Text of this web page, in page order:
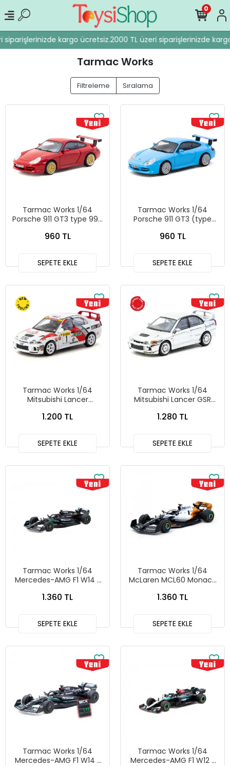
kargo ücretsiz.2000 TL üzeri siparişlerinizde
0
Tarmac Works
Filtreleme Sıralama
Tarmac Works 1/64
Porsche 911 GT3 type 996
960 TL
SEPETE EKLE
Tarmac Works 1/64
Porsche 911 GT3 (type
Works X iXO Models
960 TL
SEPETE EKLE
Tarmac Works 1/64
Mitsubishi Lancer
Carlo 1997 T64G-076-
1.200 TL
SEPETE EKLE
Tarmac Works 1/64
Mitsubishi Lancer GSR
Tarmac Cards -
1.280 TL
SEPETE EKLE
Tarmac Works 1/64
Mercedes-AMG F1 W14 E
Grand Prix 2023 Lewis
T64G-F064-LH2
1.360 TL
SEPETE EKLE
Tarmac Works 1/64
McLaren MCL60 Monaco
F070-OP1
1.360 TL
SEPETE EKLE
Tarmac Works 1/64
Mercedes-AMG F1 W14 E
Tarmac Works 1/64
Mercedes-AMG F1 W12 E